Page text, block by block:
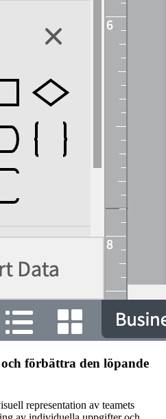
förbättra den löpande
representation av teamets